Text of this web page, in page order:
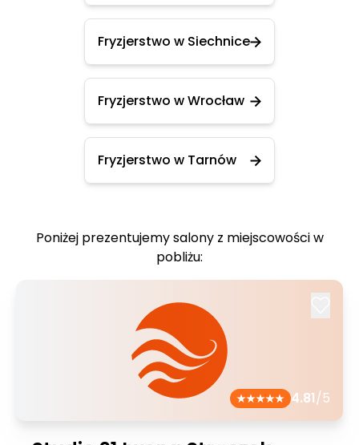
Fryzjerstwo w Siechnice
Fryzjerstwo w Wrocław
Fryzjerstwo w Tarnów
Poniżej prezentujemy salony z miejscowości w
pobliżu:
4.81/5